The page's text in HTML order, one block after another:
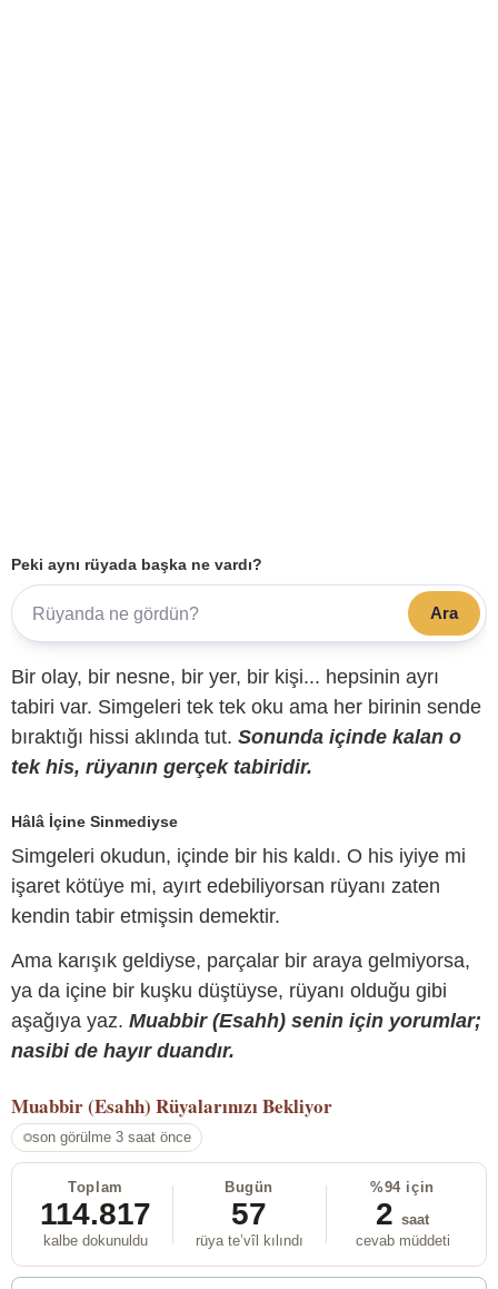
Peki aynı rüyada başka ne vardı?
Ara
Bir olay, bir nesne, bir yer, bir kişi... hepsinin ayrı
tabiri var. Simgeleri tek tek oku ama her birinin sende
bıraktığı hissi aklında tut. Sonunda içinde kalan o
tek his, rüyanın gerçek tabiridir.
Hâlâ İçine Sinmediyse
Simgeleri okudun, içinde bir his kaldı. O his iyiye mi
işaret kötüye mi, ayırt edebiliyorsan rüyanı zaten
kendin tabir etmişsin demektir.
Ama karışık geldiyse, parçalar bir araya gelmiyorsa,
ya da içine bir kuşku düştüyse, rüyanı olduğu gibi
aşağıya yaz. Muabbir (Esahh) senin için yorumlar;
nasibi de hayır duandır.
Muabbir (Esahh) Rüyalarınızı Bekliyor
son görülme 3 saat önce
Toplam
114.817
kalbe dokunuldu
Bugün
57
rüya te’vîl kılındı
%94 için
2 saat
cevab müddeti